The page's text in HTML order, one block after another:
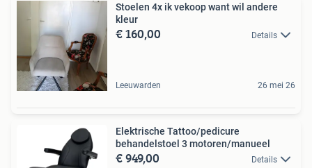
Stoelen 4x ik vekoop want wil andere
kleur
€ 160,00 Details
Leeuwarden 26 mei 26
Elektrische Tattoo/pedicure
behandelstoel 3 motoren/manueel
€ 949,00 Details